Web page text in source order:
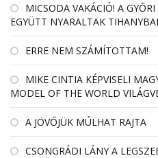
MICSODA VAKÁCIÓ! A
EGYÜTT NYARALTAK
ERRE NEM SZÁMÍTOTTAM!
MIKE CINTIA KÉPVISELI
MODEL OF THE WORLD
A JÖVŐJÜK MÚLHAT RAJTA
CSONGRÁDI LÁNY A